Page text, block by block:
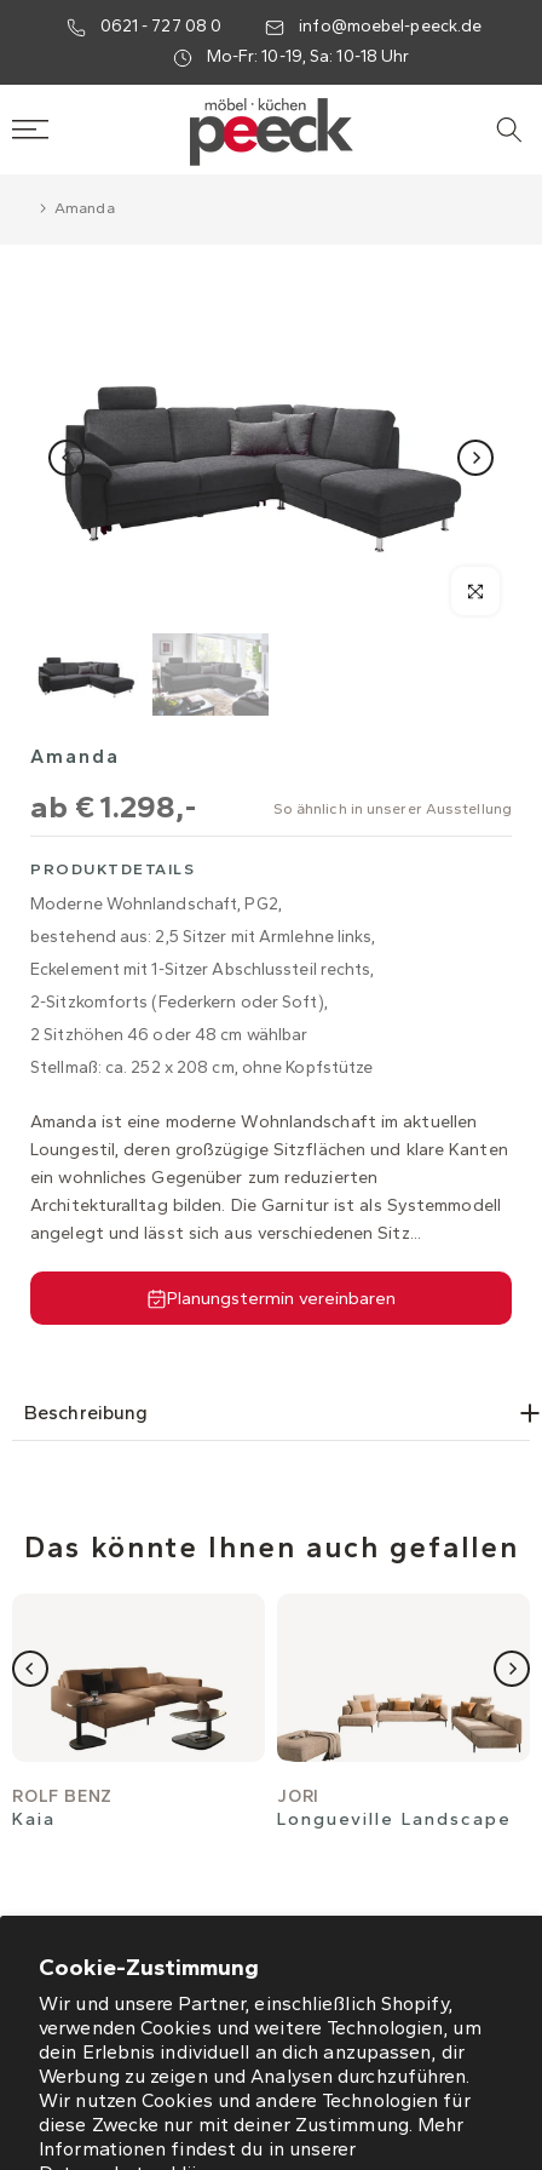
Cookie-Zustimmung
Wir und unsere Partner, einschließlich Shopify,
verwenden Cookies und weitere Technologien, um
dein Erlebnis individuell an dich anzupassen, dir
Werbung zu zeigen und Analysen durchzuführen.
Wir nutzen Cookies und andere Technologien für
diese Zwecke nur mit deiner Zustimmung. Mehr
Informationen findest du in unserer
0621 - 727 08 0
info@moebel-peeck.de
Mo-Fr: 10-19, Sa: 10-18 Uhr
Amanda
Amanda
ab € 1.298,- So ähnlich in unserer Ausstellung
PRODUKTDETAILS
Moderne Wohnlandschaft, PG2,
bestehend aus: 2,5 Sitzer mit Armlehne links,
Eckelement mit 1-Sitzer Abschlussteil rechts,
2-Sitzkomforts (Federkern oder Soft),
2 Sitzhöhen 46 oder 48 cm wählbar
Stellmaß: ca. 252 x 208 cm, ohne Kopfstütze
Amanda ist eine moderne Wohnlandschaft im aktuellen
Loungestil, deren großzügige Sitzflächen und klare Kanten
ein wohnliches Gegenüber zum reduzierten
Architekturalltag bilden. Die Garnitur ist als Systemmodell
angelegt und lässt sich aus verschiedenen Sitz...
Planungstermin vereinbaren
Beschreibung
Das könnte Ihnen auch gefallen
ROLF BENZ
Kaia
JORI
Longueville Landscape
ÖFFNUNGSZEITEN
NEWSLETTER
SO FINDEN SIE UNS